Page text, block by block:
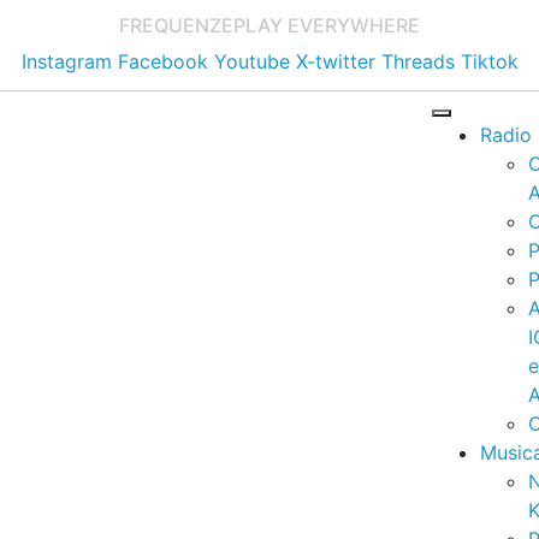
FREQUENZEPLAY EVERYWHERE
Instagram Facebook Youtube X-twitter Threads Tiktok
Radio
e